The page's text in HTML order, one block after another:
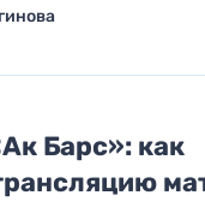
Барс»: как